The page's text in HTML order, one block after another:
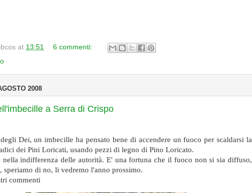
at 13:51
6 commenti:
2008
a Serra di Crispo
Dei, un imbecille ha pensato bene di accendere un fuoco per scaldarsi la
dei Pini Loricati, usando pezzi di legno di Pino Loricato.
indifferenza delle autorità. E' una fortuna che il fuoco non si sia diffuso,
speriamo di no, li vedremo l'anno prossimo.
commenti